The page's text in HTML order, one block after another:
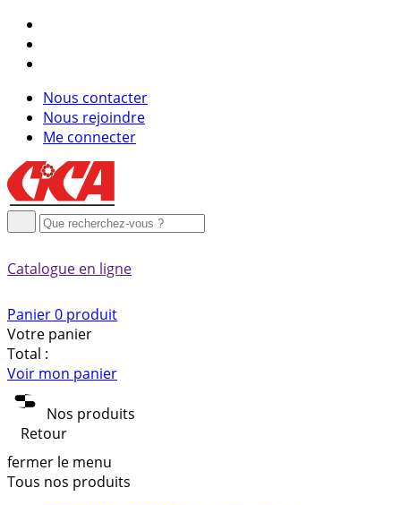
Nous contacter
Nous rejoindre
Me connecter
Catalogue en ligne
Panier0 produit
Votre panier
Total :
Voir mon panier
Nos produits
Retour
fermer le menu
Tous nos produits